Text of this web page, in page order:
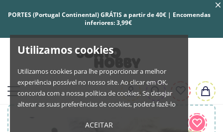
Utilizamos cookies
Utilizamos cookies para lhe proporcionar a melhor
experiência possível no nosso site. Ao clicar em OK,
concorda com a nossa política de cookies. Se desejar
alterar as suas preferências de cookies, poderá fazê-lo
ACEITAR
PORTES (Portugal Continental) GRÁTIS a partir de 40€ | Encomendas
inferiores: 3,99€